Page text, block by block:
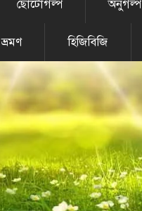
ছোটোগল্প অনুগল্প
ভ্রমণ হিজিবিজি